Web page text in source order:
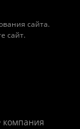
сайта.
сайт.